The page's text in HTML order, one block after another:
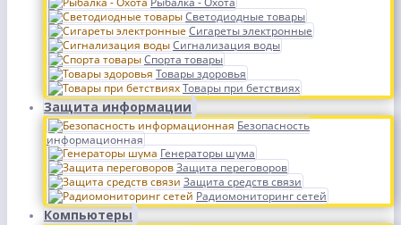
Светодиодные товары
Сигареты электронные
Сигнализация воды
Спорта товары
Товары здоровья
Товары при бетствиях
Защита информации
Безопасность
информационная
Генераторы шума
Защита переговоров
Защита средств связи
Радиомониторинг сетей
Компьютеры